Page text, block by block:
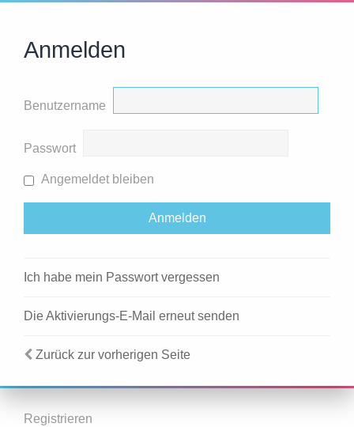
Anmelden
Benutzername
Passwort
Angemeldet bleiben
Ich habe mein Passwort vergessen
Die Aktivierungs-E-Mail erneut senden
Zurück zur vorherigen Seite
Registrieren